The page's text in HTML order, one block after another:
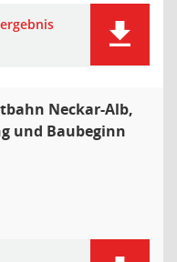
Neckar-Alb,
und Baubeginn